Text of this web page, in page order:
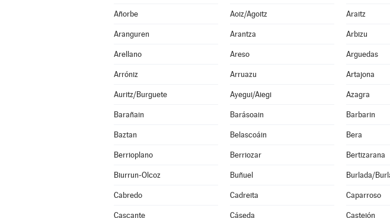
Añorbe Aoiz/Agoitz Araitz
Aranguren Arantza Arbizu
Arellano Areso Arguedas
Arróniz Arruazu Artajona
Auritz/Burguete Ayegui/Aiegi Azagra
Barañain Barásoain Barbarin
Baztan Belascoáin Bera
Berrioplano Berriozar Bertizarana
Biurrun-Olcoz Buñuel Burlada/
Cabredo Cadreita Caparroso
Cascante Cáseda Castejón